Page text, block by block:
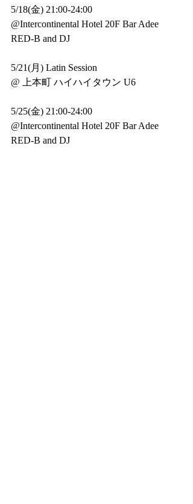
5/18(金) 21:00-24:00
@Intercontinental Hotel 20F Bar Adee
RED-B and DJ
5/21(月) Latin Session
@ 上本町 ハイハイタウン U6
5/25(金) 21:00-24:00
@Intercontinental Hotel 20F Bar Adee
RED-B and DJ